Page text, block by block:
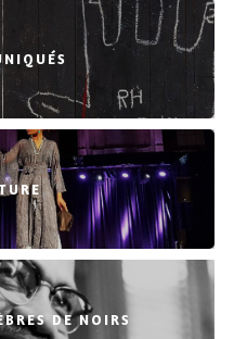
DE NOIRS